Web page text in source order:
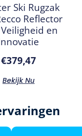
Ski Rugzak
Reflector
en
€379,47
Bekijk Nu